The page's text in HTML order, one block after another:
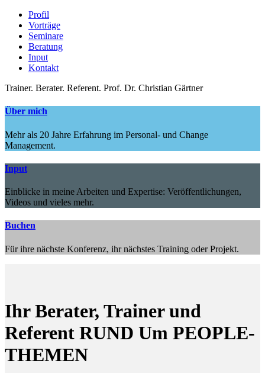
Profil
Vorträge
Seminare
Beratung
Input
Kontakt
Trainer. Berater. Referent. Prof. Dr. Christian Gärtner
Über mich
Mehr als 20 Jahre Erfahrung im Personal- und Change
Management.
Input
Einblicke in meine Arbeiten und Expertise: Veröffentlichungen,
Videos und vieles mehr.
Buchen
Für ihre nächste Konferenz, ihr nächstes Training oder Projekt.
Ihr Berater, Trainer und
Referent RUND Um PEOPLE-
THEMEN